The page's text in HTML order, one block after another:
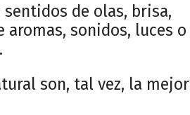
de olas, brisa,
sonidos, luces o
son, tal vez, la mejor